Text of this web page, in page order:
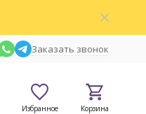
Заказать звонок
Избранное Корзина